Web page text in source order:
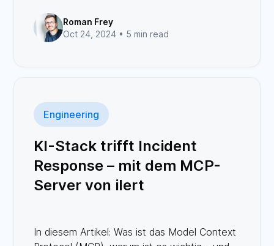
der Übergangsphase auf ein Minimum zu
reduzieren.Roman Frey
Oct 24, 2024 • 5 min read
Engineering
KI-Stack trifft Incident
Response – mit dem MCP-
Server von ilert
In diesem Artikel: Was ist das Model Context